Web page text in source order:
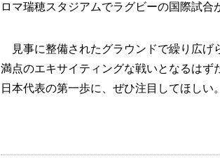
ロマ瑞穂スタジアムでラグビーの国際試合
見事に整備されたグラウンドで繰り広げ
満点のエキサイティングな戦いとなるは
日本代表の第一歩に、ぜひ注目してほしい。